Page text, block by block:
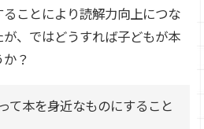
ことにより読解力向上につな
、ではどうすれば子どもが本
？
て本を身近なものにすること